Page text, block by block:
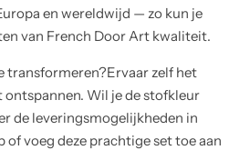
en wereldwijd — zo kun je
van French Door Art kwaliteit.
transformeren?Ervaar zelf het
Wil je de stofkleur
de leveringsmogelijkheden in
voeg deze prachtige set toe aan